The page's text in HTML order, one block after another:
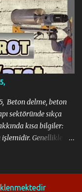
türlü beton kesme
Delme, Beton
920 40 25 Neden
eğitimli ve
en iyi şekilde
ve en verimli beton
iş güvenliğini ve
Beton delme, beton
sektöründe sıkça
kısa bilgiler:
Genellikle
işlemidir. Kapı,
için kullanılır.